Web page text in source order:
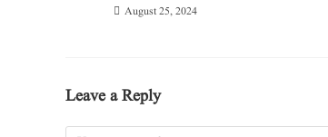
August 25, 2024
Leave a Reply